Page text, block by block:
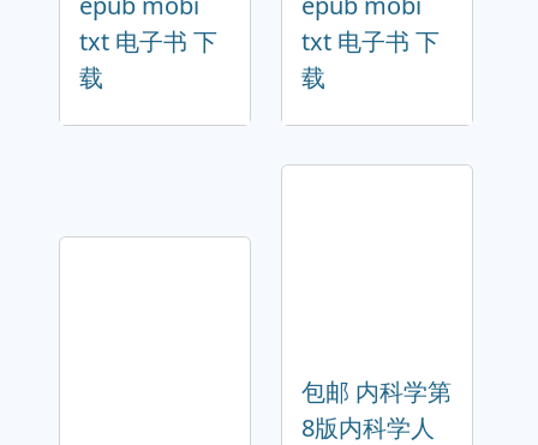
txt 电子书 下
载
txt 电子书 下
载
包邮 内科学第
8版内科学人